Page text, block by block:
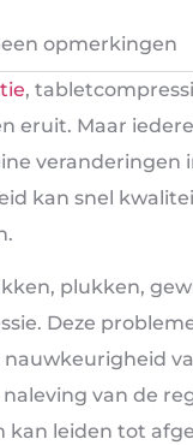
opmerkingen
,
eruit. Maar
kan snel
plukken,
Deze
van de
kan leiden tot